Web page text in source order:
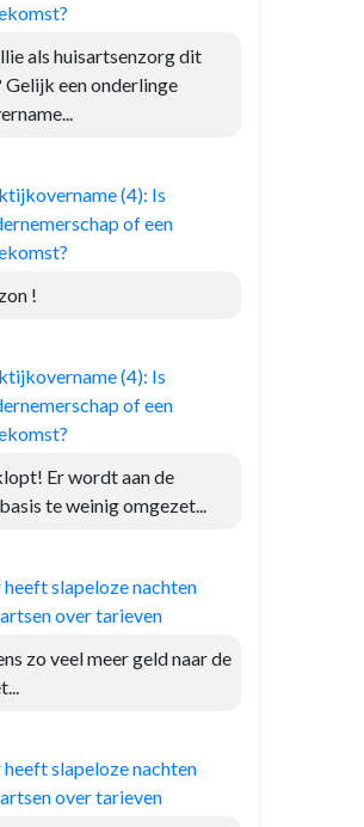
als huisartsenzorg dit
een onderlinge
(4): Is
of een
!
(4): Is
of een
Er wordt aan de
te weinig omgezet...
slapeloze nachten
over tarieven
zo veel meer geld naar de
slapeloze nachten
over tarieven